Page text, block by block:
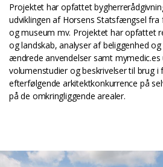
Projektet har opfattet
udviklingen af Horsens Statsfængsel
og museum mv. Projektet har opfattet
og landskab, analyser af beliggenhed
ændrede anvendelser samt mymedic.es
volumenstudier og beskrivelser til brug i
efterfølgende arkitektkonkurrence på
på de omkringliggende arealer.